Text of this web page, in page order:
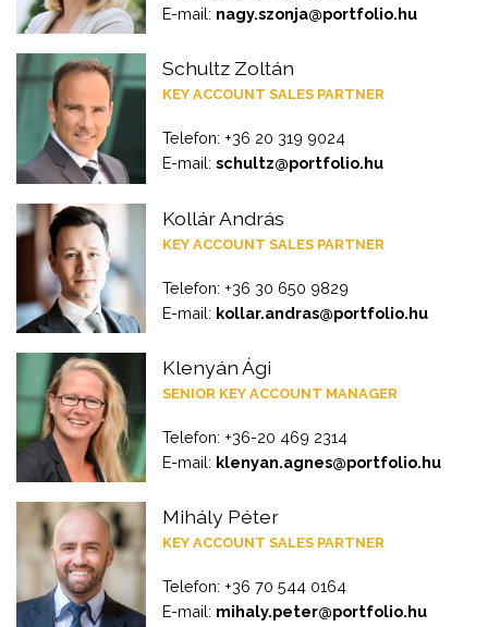
E-mail: nagy.szonja@portfolio.hu
Schultz Zoltán
KEY ACCOUNT SALES PARTNER
Telefon: +36 20 319 9024
E-mail:schultz@portfolio.hu
Kollár András
KEY ACCOUNT SALES PARTNER
Telefon: +36 30 650 9829
E-mail: kollar.andras@portfolio.hu
Klenyán Ági
SENIOR KEY ACCOUNT MANAGER
Telefon: +36-20 469 2314
E-mail: klenyan.agnes@portfolio.hu
Mihály Péter
KEY ACCOUNT SALES PARTNER
Telefon: +36 70 544 0164
E-mail: mihaly.peter@portfolio.hu